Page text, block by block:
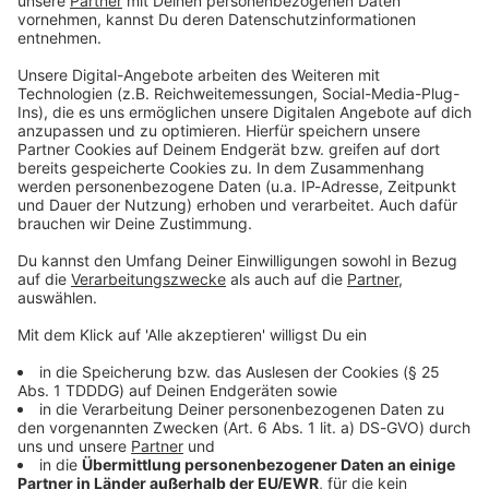
https://www.welt.de/servic
DIGITAL.html
Datenschutzerklaerung-WELT-DIGITAL.html
Dezember 1993 ging Viva
prägte die Popkultur
nachhaltig. Mittendrin als
Gründungsredakteur war
damals Elmar Giglinger. Im
Gespräch mit Wim Orth
spricht er in dieser Folge
von "Aha! History" über die
Sendung, die Hochzeit des
Musik-TV in Deutschland
den Kulissen erlebt wurde.
dich! Die elektrisierende
Geschichte des deutschen
Musikfernsehens" von
Elmar Giglinger und
Markus Kavka findet ihr
23.12.2024 01:30 / 25min
Es war der erste reine Musikfernsehsender in
Deutschland: Am 1. Dezember 1993 ging Viva
nachhaltig. Mittendrin als Gründungsredakteur
war damals Elmar Giglinger. Im Gespräch mit
History" über die Geschichte bis zur ersten
Sendung, die Hochzeit des Musik-TV in
Deutschland und wie der Hype hinter den
Kulissen erlebt wurde. Das Buch "MTViva liebt
dich! Die elektrisierende Geschichte des
deutschen Musikfernsehens" von Elmar
23.12.2024 01:30 / 25min
England verboten war